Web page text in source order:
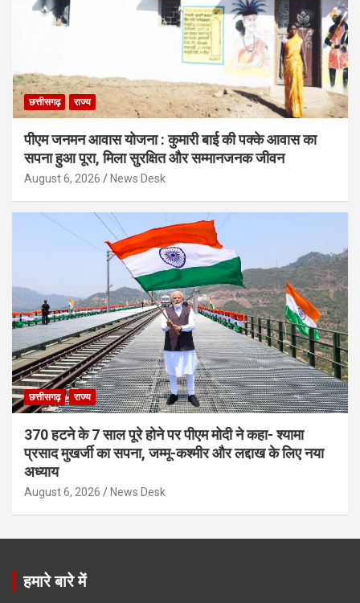
छत्तीसगढ़ राज्य
पीएम जनमन आवास योजना : कुमारी बाई की पक्के आवास का
सपना हुआ पूरा, मिला सुरक्षित और सम्मानजनक जीवन
August 6, 2026 News Desk
छत्तीसगढ़ राज्य
370 हटने के 7 साल पूरे होने पर पीएम मोदी ने कहा- श्यामा
प्रसाद मुखर्जी का सपना, जम्मू-कश्मीर और लद्दाख के लिए नया
अध्याय
August 6, 2026 News Desk
हमारे बारे में